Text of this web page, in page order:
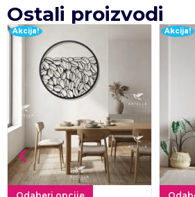
Ostali proizvodi
Akcija! Akcija!